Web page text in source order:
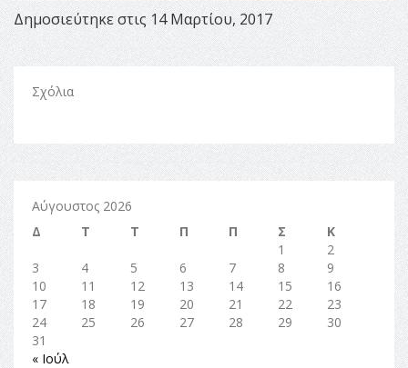
Δημοσιεύτηκε στις 14 Μαρτίου, 2017
Σχόλια
Αύγουστος 2026
Δ
Τ Τ Π Π Σ
Κ
1
2
3
4 5 6 7 8
9
10
11 12 13 14 15
16
17
18 19 20 21 22
23
24
25 26 27 28 29
30
31
« Ιούλ